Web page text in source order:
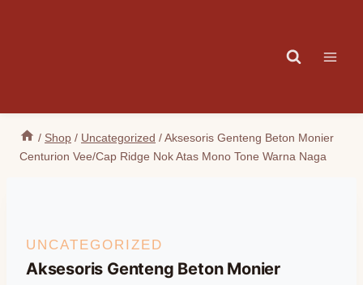
/ Shop / Uncategorized /Aksesoris Genteng Beton Monier
Centurion Vee/Cap Ridge Nok Atas Mono Tone Warna Naga
UNCATEGORIZED
Aksesoris Genteng Beton Monier